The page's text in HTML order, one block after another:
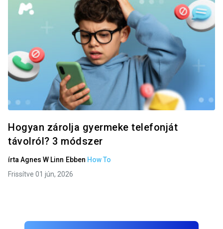
Hogyan zárolja gyermeke telefonját
távolról? 3 módszer
írta Agnes W Linn Ebben How To
Frissítve 01 jún, 2026